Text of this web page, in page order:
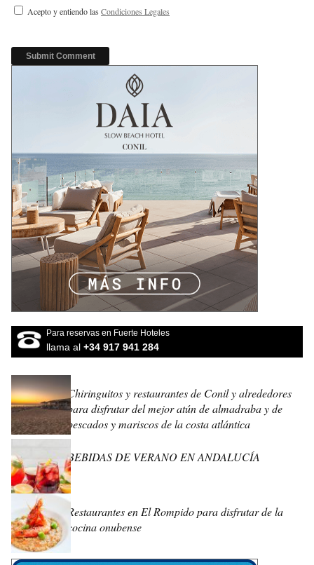
Acepto y entiendo las Condiciones Legales
Para reservas en Fuerte Hoteles
llama al +34 917 941 284
Chiringuitos y restaurantes de Conil y alrededores
para disfrutar del mejor atún de almadraba y de
pescados y mariscos de la costa atlántica
BEBIDAS DE VERANO EN ANDALUCÍA
Restaurantes en El Rompido para disfrutar de la
cocina onubense